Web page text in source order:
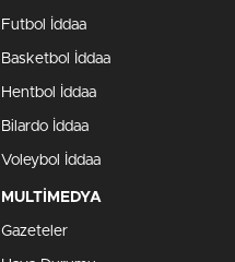
Futbol İddaa
Basketbol İddaa
Hentbol İddaa
Bilardo İddaa
Voleybol İddaa
MULTİMEDYA
Gazeteler